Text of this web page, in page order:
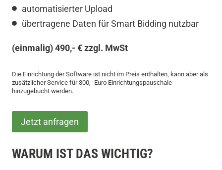
automatisierter Upload
übertragene Daten für Smart Bidding nutzbar
(einmalig) 490,- € zzgl. MwSt
Die Einrichtung der Software ist nicht im Preis enthalten, kann aber als
zusätzlicher Service für 300,- Euro Einrichtungspauschale
hinzugebucht werden.
Jetzt anfragen
WARUM IST DAS WICHTIG?